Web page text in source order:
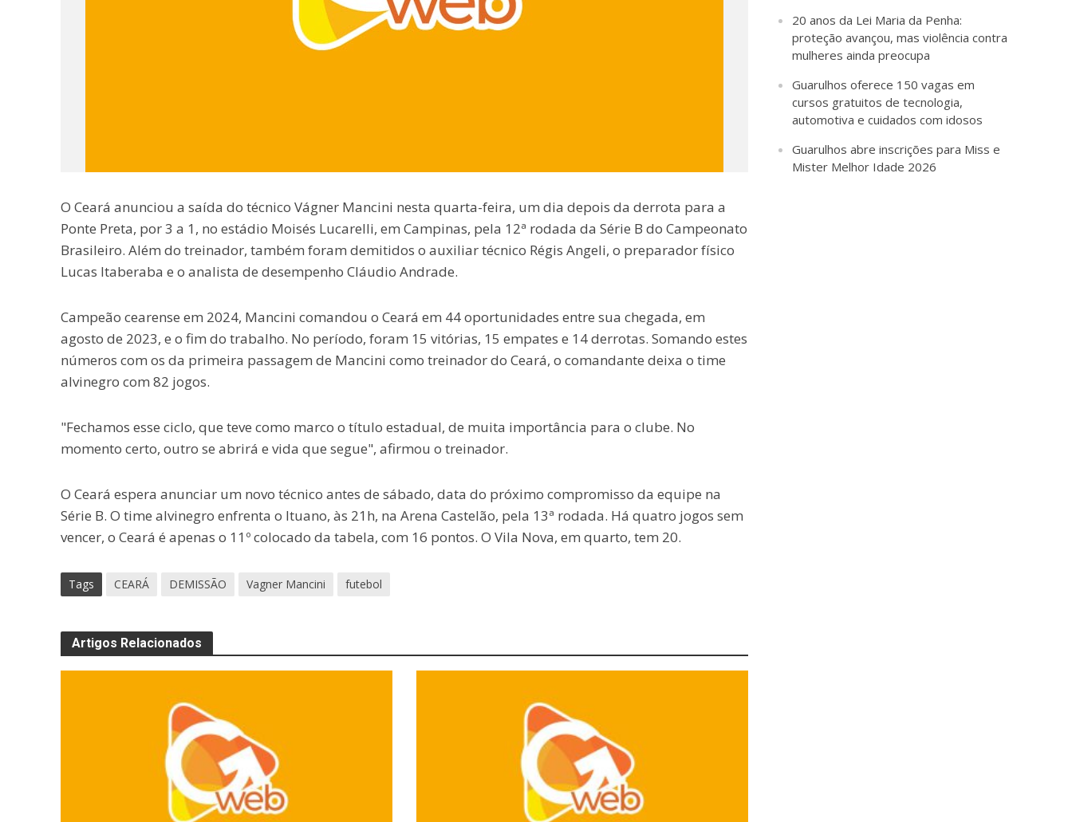
O Ceará anunciou a saída do técnico Vágner Mancini nesta quarta-feira, um dia depois da derrota para a
Ponte Preta, por 3 a 1, no estádio Moisés Lucarelli, em Campinas, pela 12ª rodada da Série B do Campeonato
Brasileiro. Além do treinador, também foram demitidos o auxiliar técnico Régis Angeli, o preparador físico
Lucas Itaberaba e o analista de desempenho Cláudio Andrade.
Campeão cearense em 2024, Mancini comandou o Ceará em 44 oportunidades entre sua chegada, em
agosto de 2023, e o fim do trabalho. No período, foram 15 vitórias, 15 empates e 14 derrotas. Somando estes
números com os da primeira passagem de Mancini como treinador do Ceará, o comandante deixa o time
alvinegro com 82 jogos.
"Fechamos esse ciclo, que teve como marco o título estadual, de muita importância para o clube. No
momento certo, outro se abrirá e vida que segue", afirmou o treinador.
O Ceará espera anunciar um novo técnico antes de sábado, data do próximo compromisso da equipe na
Série B. O time alvinegro enfrenta o Ituano, às 21h, na Arena Castelão, pela 13ª rodada. Há quatro jogos sem
vencer, o Ceará é apenas o 11º colocado da tabela, com 16 pontos. O Vila Nova, em quarto, tem 20.
Tags CEARÁ DEMISSÃO Vagner Mancini futebol
Artigos Relacionados
20 anos da Lei Maria da Penha:
proteção avançou, mas violência contra
mulheres ainda preocupa
Guarulhos oferece 150 vagas em
cursos gratuitos de tecnologia,
automotiva e cuidados com idosos
Guarulhos abre inscrições para Miss e
Mister Melhor Idade 2026